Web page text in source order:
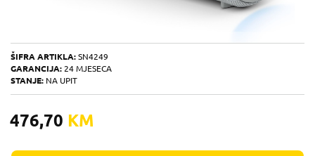
ŠIFRA ARTIKLA: SN4249
GARANCIJA: 24 MJESECA
STANJE: NA UPIT
476,70 KM